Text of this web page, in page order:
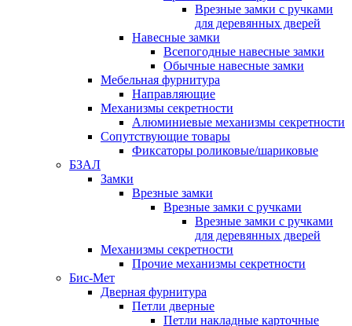
Врезные замки с ручками
для деревянных дверей
Навесные замки
Всепогодные навесные замки
Обычные навесные замки
Мебельная фурнитура
Направляющие
Механизмы секретности
Алюминиевые механизмы секретности
Сопутствующие товары
Фиксаторы роликовые/шариковые
БЗАЛ
Замки
Врезные замки
Врезные замки с ручками
Врезные замки с ручками
для деревянных дверей
Механизмы секретности
Прочие механизмы секретности
Бис-Мет
Дверная фурнитура
Петли дверные
Петли накладные карточные